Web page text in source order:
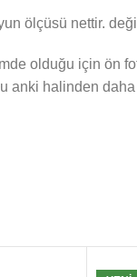
ölçüsü nettir.
olduğu için ön
anki halinden daha